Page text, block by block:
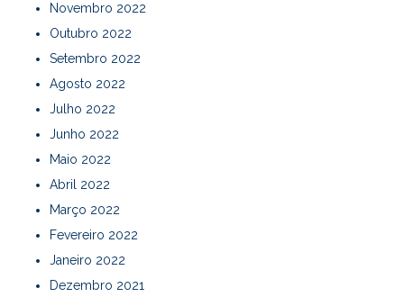
Novembro 2022
Outubro 2022
Setembro 2022
Agosto 2022
Julho 2022
Junho 2022
Maio 2022
Abril 2022
Março 2022
Fevereiro 2022
Janeiro 2022
Dezembro 2021